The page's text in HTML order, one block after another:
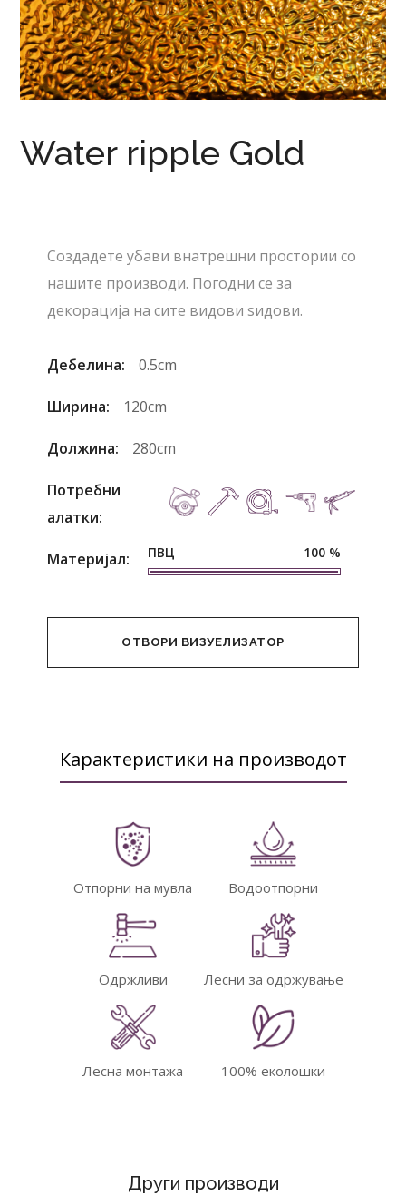
Water ripple Gold
Создадете убави внатрешни простории со
нашите производи. Погодни се за
декорација на сите видови ѕидови.
Дебелина: 0.5cm
Ширина: 120cm
Должина: 280cm
Потребни
алатки:
Материјал: ПВЦ 100 %
ОТВОРИ ВИЗУЕЛИЗАТОР
Карактеристики на производот
Отпорни на мувла Водоотпорни
Одржливи Лесни за одржување
Лесна монтажа 100% еколошки
Други производи